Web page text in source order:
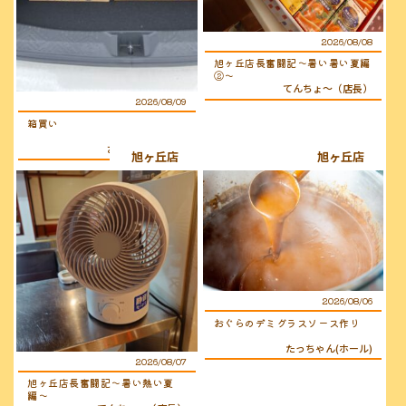
2026/08/09
箱買い
おぐらのおじさん
2026/08/08
旭ヶ丘店長奮闘記〜暑い暑い夏編
②〜
てんちょ〜（店長）
旭ヶ丘店
2026/08/07
旭ヶ丘店長奮闘記〜暑い熱い夏
編〜
旭ヶ丘店
2026/08/06
おぐらのデミグラスソース作り
たっちゃん(ホール)